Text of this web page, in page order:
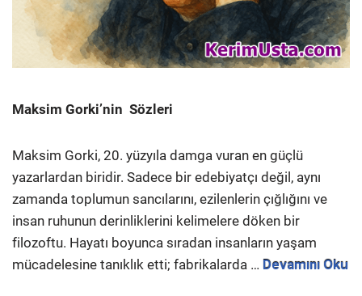
Maksim Gorki’nin Sözleri
Maksim Gorki, 20. yüzyıla damga vuran en güçlü
yazarlardan biridir. Sadece bir edebiyatçı değil, aynı
zamanda toplumun sancılarını, ezilenlerin çığlığını ve
insan ruhunun derinliklerini kelimelere döken bir
filozoftu. Hayatı boyunca sıradan insanların yaşam
mücadelesine tanıklık etti; fabrikalarda … Devamını Oku